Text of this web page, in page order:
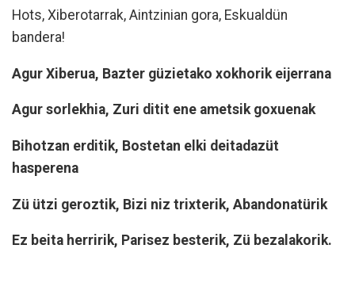
Hots, Xiberotarrak, Aintzinian gora, Eskualdün
bandera!
Agur Xiberua, Bazter güzietako xokhorik eijerrana
Agur sorlekhia, Zuri ditit ene ametsik goxuenak
Bihotzan erditik, Bostetan elki deitadazüt
hasperena
Zü ützi geroztik, Bizi niz trixterik, Abandonatürik
Ez beita herririk, Parisez besterik, Zü bezalakorik.